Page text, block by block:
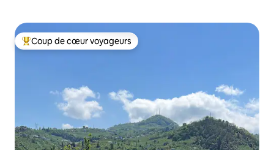
Coup de cœur voyageurs parmi les plus aimés
Coup de cœur voyageurs